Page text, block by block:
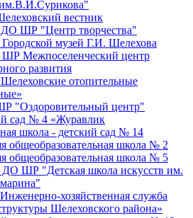
вестник
ШР "Центр творчества"
музей Г.И. Шелехова
Межпоселенческий центр
развития
отопительные
"Оздоровительный центр"
сад № 4 «Журавлик
школа - детский сад № 14
общеобразовательная школа № 2
общеобразовательная школа № 5
ШР "Детская школа искусств им.
хозяйственная служба
Шелеховского района»